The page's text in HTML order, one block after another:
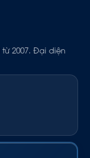
từ 2007. Đại diện